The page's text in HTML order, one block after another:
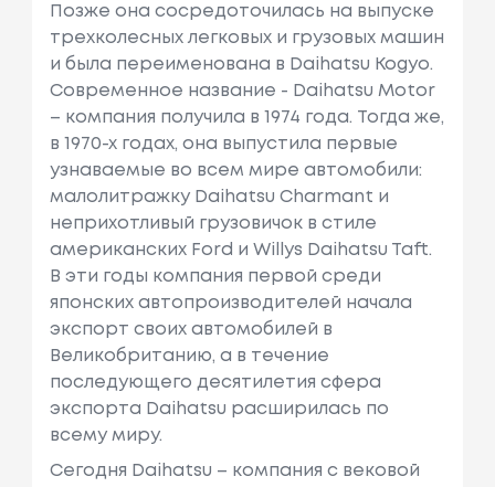
Позже она сосредоточилась на выпуске
трехколесных легковых и грузовых машин
и была переименована в Daihatsu Kogyo.
Современное название - Daihatsu Motor
– компания получила в 1974 года. Тогда же,
в 1970-х годах, она выпустила первые
узнаваемые во всем мире автомобили:
малолитражку Daihatsu Charmant и
неприхотливый грузовичок в стиле
американских Ford и Willys Daihatsu Taft.
В эти годы компания первой среди
японских автопроизводителей начала
экспорт своих автомобилей в
Великобританию, а в течение
последующего десятилетия сфера
экспорта Daihatsu расширилась по
всему миру.
Сегодня Daihatsu – компания с вековой